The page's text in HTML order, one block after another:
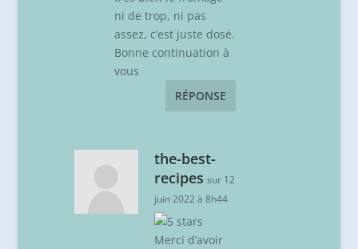
ni de trop, ni pas
assez, c’est juste dosé.
Bonne continuation à
vous
RÉPONSE
the-best-
recipes sur 12
juin 2022 à 8h44
Merci d’avoir